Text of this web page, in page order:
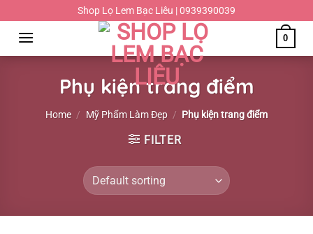
đến
dung
Shop Lọ Lem Bạc Liêu | 0939390039
0
Phụ kiện trang điểm
Home / Mỹ Phẩm Làm Đẹp / Phụ kiện trang điểm
FILTER